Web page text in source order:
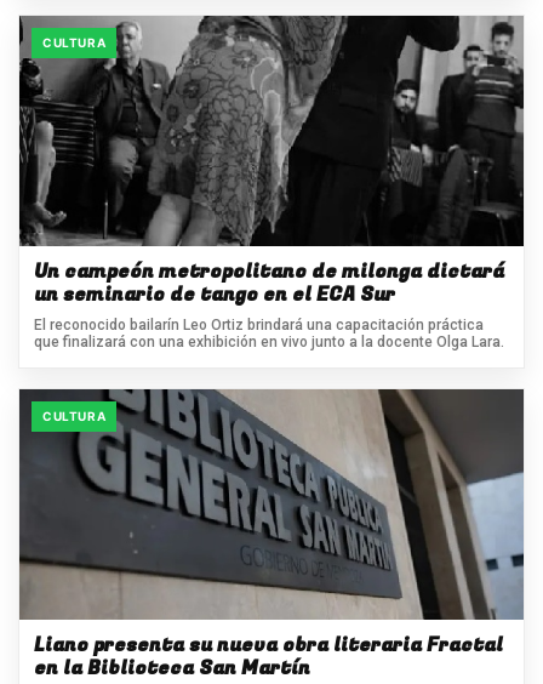
CULTURA
Un campeón metropolitano de milonga dictará
un seminario de tango en el ECA Sur
El reconocido bailarín Leo Ortiz brindará una capacitación práctica
que finalizará con una exhibición en vivo junto a la docente Olga Lara.
CULTURA
Liano presenta su nueva obra literaria Fractal
en la Biblioteca San Martín